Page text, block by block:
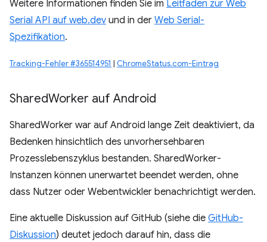
Weitere Informationen finden Sie im Leitfaden zur Web
Serial API auf web.dev und in der Web Serial-
Spezifikation.
Tracking-Fehler #365514951 | ChromeStatus.com-Eintrag
SharedWorker auf Android
SharedWorker war auf Android lange Zeit deaktiviert, da
Bedenken hinsichtlich des unvorhersehbaren
Prozesslebenszyklus bestanden. SharedWorker-
Instanzen können unerwartet beendet werden, ohne
dass Nutzer oder Webentwickler benachrichtigt werden.
Eine aktuelle Diskussion auf GitHub (siehe die GitHub-
Diskussion) deutet jedoch darauf hin, dass die